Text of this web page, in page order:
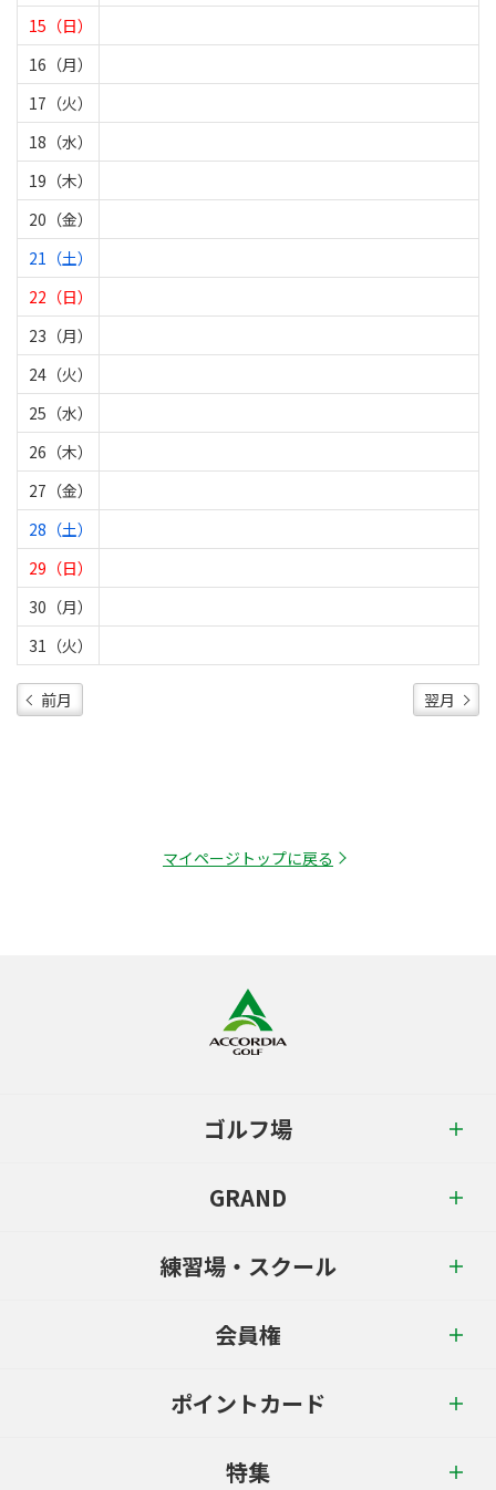
15（日）
16（月）
17（火）
18（水）
19（木）
20（金）
21（土）
22（日）
23（月）
24（火）
25（水）
26（木）
27（金）
28（土）
29（日）
30（月）
31（火）
前月 翌月
マイページトップに戻る
ゴルフ場
GRAND
練習場・スクール
会員権
ポイントカード
特集